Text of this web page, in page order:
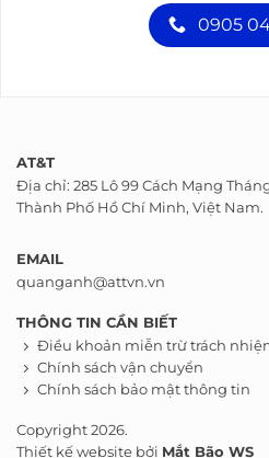
0905
AT&T
Địa chỉ: 285 Lô 99 Cách Mạng
Thành Phố Hồ Chí Minh, Việt Nam.
EMAIL
quanganh@attvn.vn
THÔNG TIN CẦN BIẾT
Điều khoản miễn trừ trách
Chính sách vận chuyển
Chính sách bảo mật thông tin
Copyright 2026.
Thiết kế website bởi Mắt Bão WS